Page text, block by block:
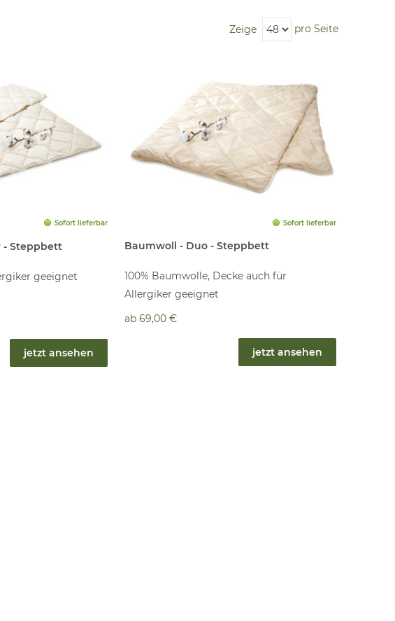
Zeige pro Seite
Sofort lieferbar
- Steppbett
geeignet
jetzt ansehen
Sofort lieferbar
Baumwoll - Duo - Steppbett
100% Baumwolle, Decke auch für
Allergiker geeignet
ab 69,00 €
jetzt ansehen